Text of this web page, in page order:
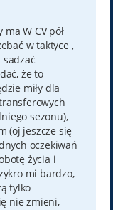
W CV pół
w taktyce ,
że to
miły dla
sezonu),
(oj jeszcze się
oczekiwań
życia i
mi bardzo,
tylko
nie zmieni,